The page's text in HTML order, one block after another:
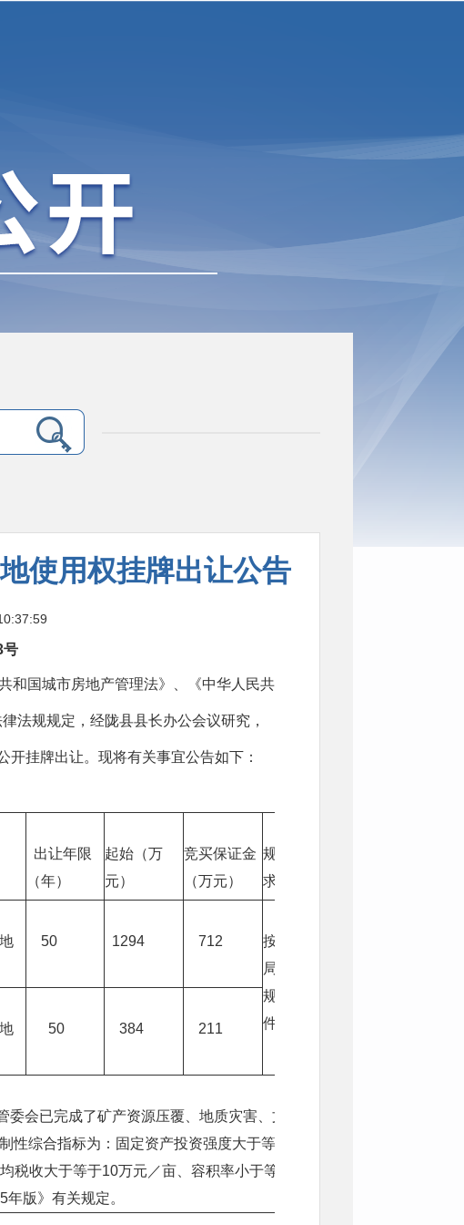
使用权挂牌出让公告
号
和国城市房地产管理法》、《中华人民共
法规规定，经陇县县长办公会议研究，
挂牌出让。现将有关事宜公告如下：
出让年限
（年）
起始（万
元）
竞买保证金
（万元）
规划建设要
求
50 1294 712
按自然资源
局出具相关
规划设计条
件要求建设
50 384 211
委会已完成了矿产资源压覆、地质灾害、文物考古
性综合指标为：固定资产投资强度大于等于150万
税收大于等于10万元／亩、容积率小于等于0.5，用
版》有关规定。